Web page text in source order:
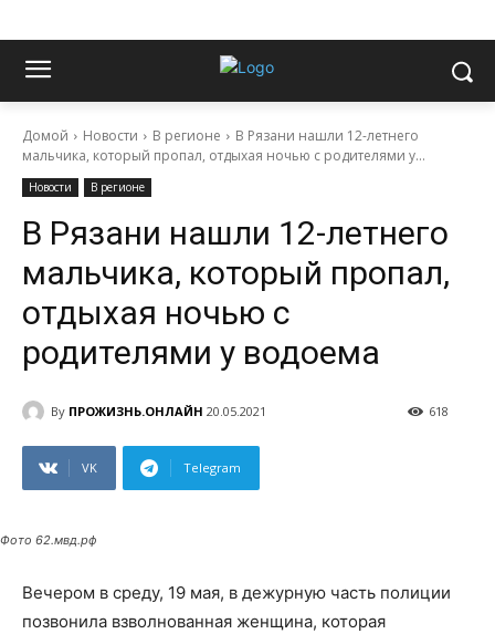
Домой Новости В регионе
В Рязани нашли 12-летнего
мальчика, который пропал, отдыхая ночью с родителями у...
Новости В регионе
В Рязани нашли 12-летнего
мальчика, который пропал,
отдыхая ночью с
родителями у водоема
By ПРОЖИЗНЬ.ОНЛАЙН 20.05.2021 618
VK Telegram
Фото 62.мвд.рф
Вечером в среду, 19 мая, в дежурную часть полиции
позвонила взволнованная женщина, которая